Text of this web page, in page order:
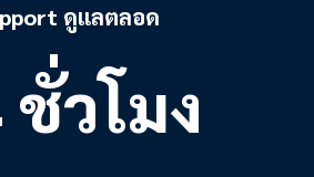
ดูแลตลอด
ชั่วโมง